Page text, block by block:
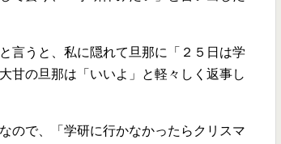
言うと、私に隠れて旦那に「２５日は学
甘の旦那は「いいよ」と軽々しく返事し
ので、「学研に行かなかったらクリスマ